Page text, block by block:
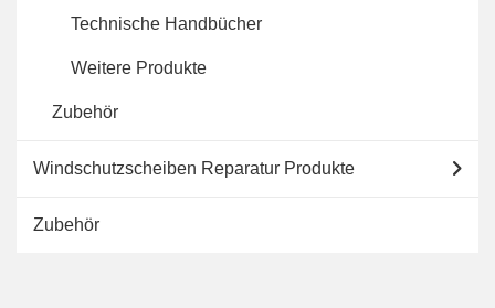
Technische Handbücher
Weitere Produkte
Zubehör
Windschutzscheiben Reparatur Produkte
Zubehör